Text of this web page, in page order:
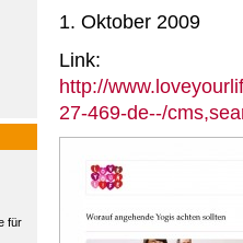
für
1. Oktober 2009
Link:
http://
27-469-de--/